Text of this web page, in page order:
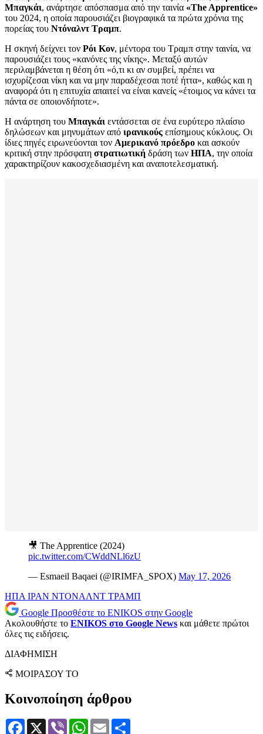
Μπαγκάι, ανάρτησε απόσπασμα από την ταινία «The Apprentice»
του 2024, η οποία παρουσιάζει βιογραφικά τα πρώτα χρόνια της
πορείας του Ντόναλντ Τραμπ.
Η σκηνή δείχνει τον Ρόι Κον, μέντορα του Τραμπ στην ταινία, να
παρουσιάζει τους «κανόνες της νίκης». Μεταξύ αυτών
περιλαμβάνεται η θέση ότι «ό,τι κι αν συμβεί, πρέπει να
ισχυρίζεσαι νίκη και να μην παραδέχεσαι ποτέ ήττα», καθώς και η
αναφορά ότι η επιτυχία απαιτεί να είναι κανείς «έτοιμος να κάνει τα
πάντα σε οποιονδήποτε».
Η ανάρτηση του Μπαγκάι εντάσσεται σε ένα ευρύτερο πλαίσιο
δηλώσεων και μηνυμάτων από ιρανικούς επίσημους κύκλους. Οι
ίδιες πηγές ειρωνεύονται τον Αμερικανό πρόεδρο και ασκούν
κριτική στην πρόσφατη στρατιωτική δράση των ΗΠΑ, την οποία
χαρακτηρίζουν κακοσχεδιασμένη και αναποτελεσματική.
🎥 The Apprentice (2024)
pic.twitter.com/CWddNLl6zU
— Esmaeil Baqaei (@IRIMFA_SPOX) May 17, 2026
ΗΠΑ ΙΡΑΝ ΝΤΟΝΑΛΝΤ ΤΡΑΜΠ
Google Προσθέστε το ENIKOS στην Google
Ακολουθήστε το ENIKOS στο Google News και μάθετε πρώτοι
όλες τις ειδήσεις.
ΔΙΑΦΗΜΙΣΗ
ΜΟΙΡΑΣΟΥ ΤΟ
Κοινοποίηση άρθρου
Facebook
X Viber WhatsApp
Email